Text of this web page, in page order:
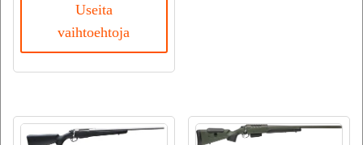
Useita
vaihtoehtoja